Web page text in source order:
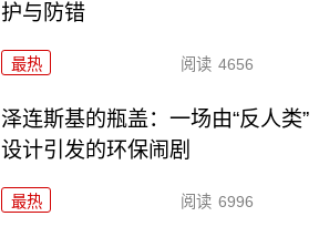
护与防错
最热 阅读 4656
泽连斯基的瓶盖：一场由“反人类”
设计引发的环保闹剧
最热 阅读 6996